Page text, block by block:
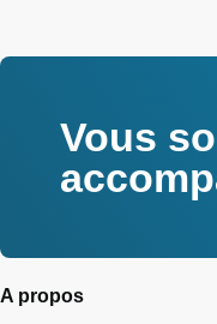
Vous
A propos